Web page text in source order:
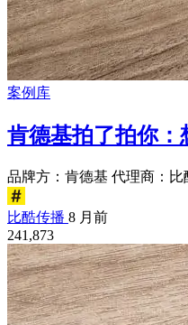
案例库
肯德基拍了拍你：
品牌方：肯德基 代理商：比
比酷传播 8 月前
241,873